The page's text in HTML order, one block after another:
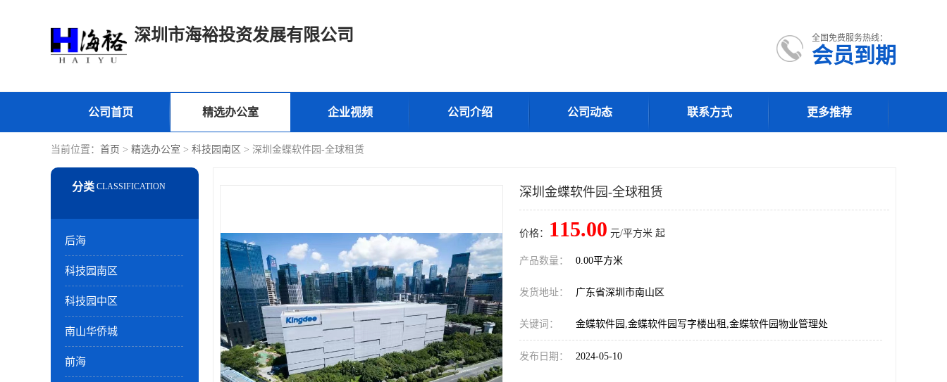
深圳市海裕投资发展有限公司 全国免费服务热线：
会员到期
公司首页 精选办公室 企业视频 公司介绍 公司动态 联系方式 更多推荐
当前位置： 首页 > 精选办公室 > 科技园南区 > 深圳金蝶软件园-全球租赁
后海
科技园南区
科技园中区
南山华侨城
前海
深圳金蝶软件园-全球租赁
价格： 115.00 元/平方米 起
产品数量： 0.00平方米
发货地址： 广东省深圳市南山区
关键词： 金蝶软件园,金蝶软件园写字楼出租,金蝶软件园物业管理处
发布日期： 2024-05-10